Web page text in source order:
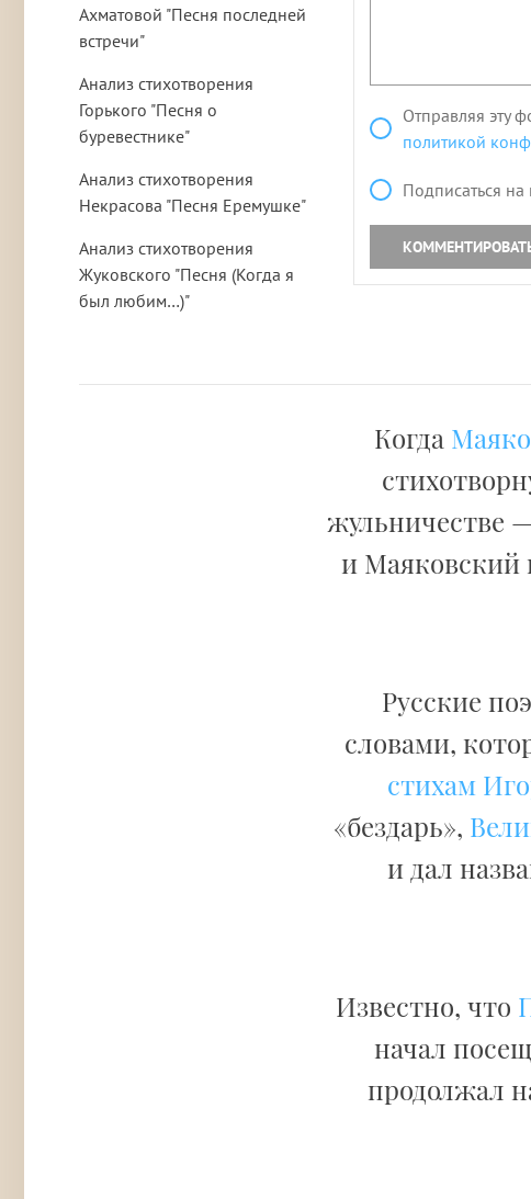
Ахматовой "Песня последней
встречи"
Анализ стихотворения
Горького "Песня о
буревестнике"
Анализ стихотворения
Некрасова "Песня Еремушке"
Анализ стихотворения
Жуковского "Песня (Когда я
был любим…)"
Отправляя эту
политикой
Подписаться
Когда
жульничестве
и Маяковский
Русские
словами,
стихам
«бездарь»,
и дал
Известно, что
начал
продолжал